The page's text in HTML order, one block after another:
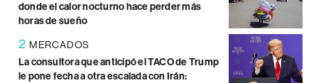
donde el calor nocturno hace perder más
horas de sueño
2 MERCADOS
La consultora que anticipó el TACO de Trump
le pone fecha a otra escalada con Irán: